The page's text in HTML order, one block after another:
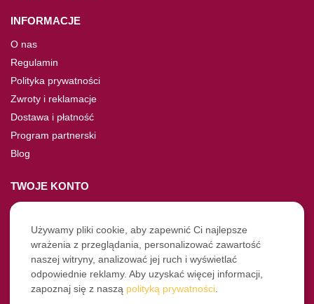
INFORMACJE
O nas
Regulamin
Polityka prywatności
Zwroty i reklamacje
Dostawa i płatność
Program partnerski
Blog
TWOJE KONTO
Moje konto
Nie pamiętasz hasła?
Twoje zamówienia
NASZE SOCIALE
Używamy pliki cookie, aby zapewnić Ci najlepsze
wrażenia z przeglądania, personalizować zawartość
naszej witryny, analizować jej ruch i wyświetlać
odpowiednie reklamy. Aby uzyskać więcej informacji,
zapoznaj się z naszą polityką prywatności